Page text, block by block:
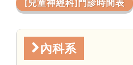
[兒童神經科]門診時間表
內科系